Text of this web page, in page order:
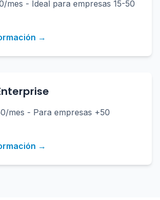
mes - Ideal para empresas 15-50
→
mes - Para empresas +50
→